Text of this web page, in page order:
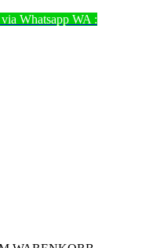
Whatsapp WA :